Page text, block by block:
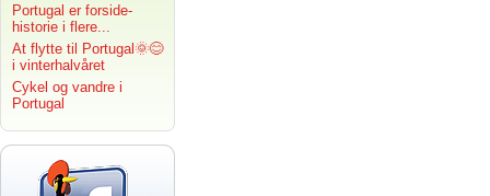
Portugal er forside-
historie i flere...
At flytte til Portugal🌞😊
i vinterhalvåret
Cykel og vandre i
Portugal